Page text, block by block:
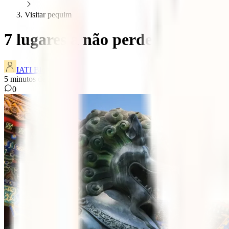
Visitar pequim
7 lugares a não perder em
IATI Blog
5 minutos de leitura
0